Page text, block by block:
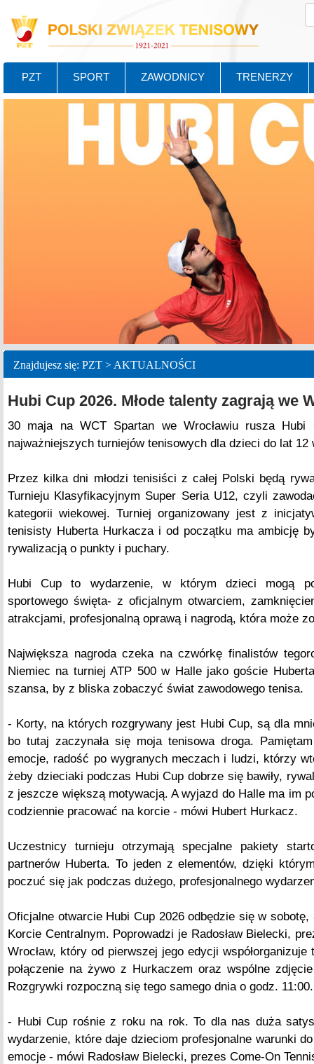
PZT SPORT ZAWODNICY TRENERZY
Znajdujesz się: PZT > AKTUALNOŚCI
Hubi Cup 2026. Młode talenty zagrają we
30 maja na WCT Spartan we Wrocławiu rusza
najważniejszych turniejów tenisowych dla dzieci do lat 12
Przez kilka dni młodzi tenisiści z całej Polski będą
Turnieju Klasyfikacyjnym Super Seria U12, czyli
kategorii wiekowej. Turniej organizowany jest z
tenisisty Huberta Hurkacza i od początku ma ambicję
rywalizacją o punkty i puchary.
Hubi Cup to wydarzenie, w którym dzieci mogą
sportowego święta- z oficjalnym otwarciem,
atrakcjami, profesjonalną oprawą i nagrodą, która może
Największa nagroda czeka na czwórkę finalistów
Niemiec na turniej ATP 500 w Halle jako goście
szansa, by z bliska zobaczyć świat zawodowego tenisa.
- Korty, na których rozgrywany jest Hubi Cup, są dla
bo tutaj zaczynała się moja tenisowa droga.
emocje, radość po wygranych meczach i ludzi, którzy
żeby dzieciaki podczas Hubi Cup dobrze się bawiły,
z jeszcze większą motywacją. A wyjazd do Halle ma im
codziennie pracować na korcie - mówi Hubert Hurkacz.
Uczestnicy turnieju otrzymają specjalne pakiety
partnerów Huberta. To jeden z elementów, dzięki
poczuć się jak podczas dużego, profesjonalnego
Oficjalne otwarcie Hubi Cup 2026 odbędzie się w
Korcie Centralnym. Poprowadzi je Radosław Bielecki,
Wrocław, który od pierwszej jego edycji
połączenie na żywo z Hurkaczem oraz wspólne
Rozgrywki rozpoczną się tego samego dnia o godz. 11:00.
- Hubi Cup rośnie z roku na rok. To dla nas duża
wydarzenie, które daje dzieciom profesjonalne warunki
emocje - mówi Radosław Bielecki, prezes Come-On